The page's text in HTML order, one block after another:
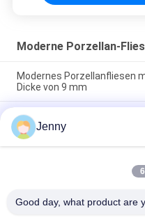
Moderne Porzellan-
Modernes Porzellanfliesen
Dicke von 9 mm
Pflegeleichte moderne
Textur, die eine elegante
gegen Flecken und täglichen
Schwimmende Installation
Innenraum 9 mm Dicke
Jenny
Good day, what product are